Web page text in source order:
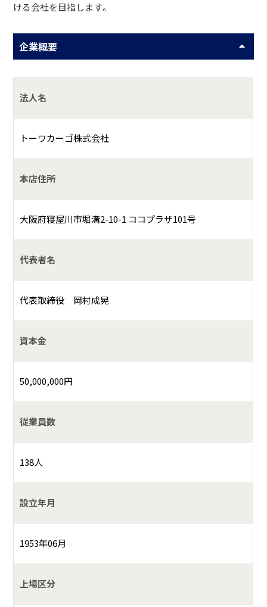
ける会社を目指します。
企業概要
法人名
トーワカーゴ株式会社
本店住所
大阪府寝屋川市堀溝2-10-1 ココプラザ101号
代表者名
代表取締役 岡村成晃
資本金
50,000,000円
従業員数
138人
設立年月
1953年06月
上場区分